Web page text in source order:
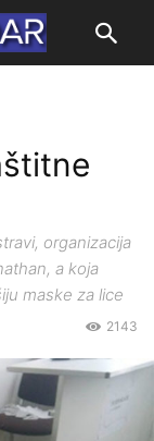
organizacija
a koja
maske za lice
2143